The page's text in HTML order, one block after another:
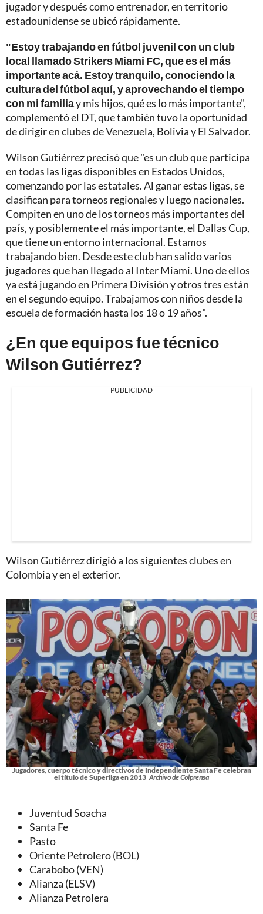
jugador y después como entrenador, en territorio
estadounidense se ubicó rápidamente.
"Estoy trabajando en fútbol juvenil con un club
local llamado Strikers Miami FC, que es el más
importante acá. Estoy tranquilo, conociendo la
cultura del fútbol aquí, y aprovechando el tiempo
con mi familiay mis hijos, qué es lo más importante",
complementó el DT, que también tuvo la oportunidad
de dirigir en clubes de Venezuela, Bolivia y El Salvador.
Wilson Gutiérrez precisó que "es un club que participa
en todas las ligas disponibles en Estados Unidos,
comenzando por las estatales. Al ganar estas ligas, se
clasifican para torneos regionales y luego nacionales.
Compiten en uno de los torneos más importantes del
país, y posiblemente el más importante, el Dallas Cup,
que tiene un entorno internacional. Estamos
trabajando bien. Desde este club han salido varios
jugadores que han llegado al Inter Miami. Uno de ellos
ya está jugando en Primera División y otros tres están
en el segundo equipo. Trabajamos con niños desde la
escuela de formación hasta los 18 o 19 años".
¿En que equipos fue técnico
Wilson Gutiérrez?
PUBLICIDAD
Wilson Gutiérrez dirigió a los siguientes clubes en
Colombia y en el exterior.
Jugadores, cuerpo técnico y directivos de Independiente Santa Fe celebran
el título de Superliga en 2013 Archivo de Colprensa
Juventud Soacha
Santa Fe
Pasto
Oriente Petrolero (BOL)
Carabobo (VEN)
Alianza (ELSV)
Alianza Petrolera